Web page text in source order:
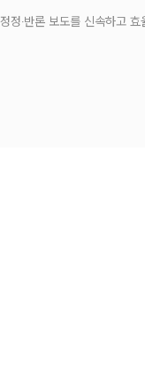
정‧반론 보도를 신속하고